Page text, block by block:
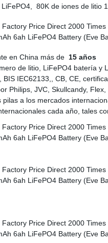
80K de iones de litio
en China más de 15 años
de litio, LiFePO4 batería y
IEC62133,, CB, CE,
Philips, JVC, Skullcandy,
a los mercados
cada año, tales